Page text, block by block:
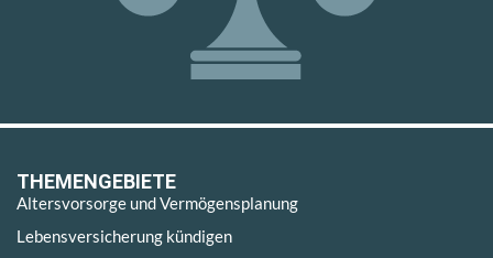
THEMENGEBIETE
Altersvorsorge und Vermögensplanung
Lebensversicherung kündigen